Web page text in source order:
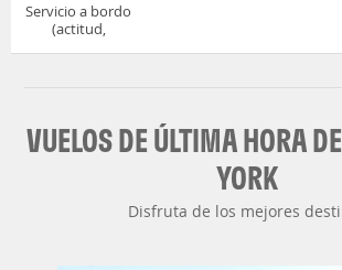
Servicio a bordo
(actitud,
VUELOS DE ÚLTIMA HORA
YORK
Disfruta de los mejores